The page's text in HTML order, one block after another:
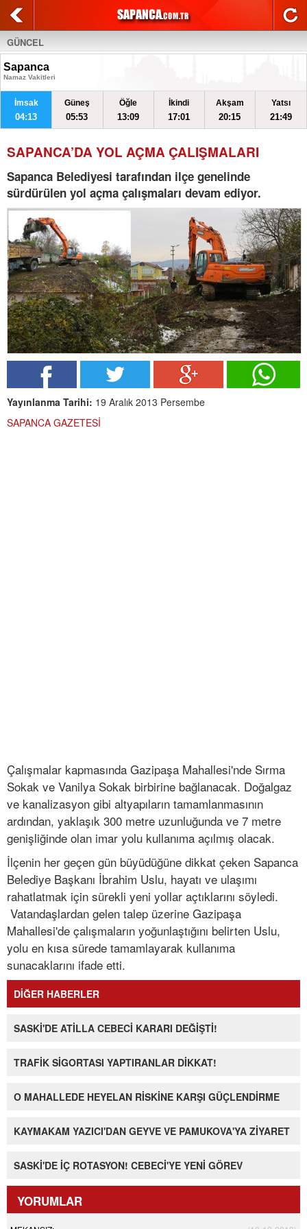
GÜNCEL
Sapanca
Namaz Vakitleri
İmsak
04:13
Güneş
05:53
Öğle
13:09
İkindi
17:01
Akşam
20:15
Yatsı
21:49
SAPANCA’DA YOL AÇMA ÇALIŞMALARI
Sapanca Belediyesi tarafından ilçe genelinde
sürdürülen yol açma çalışmaları devam ediyor.
Yayınlanma Tarihi: 19 Aralık 2013 Persembe
SAPANCA GAZETESİ
Çalışmalar kapmasında Gazipaşa Mahallesi'nde Sırma
Sokak ve Vanilya Sokak birbirine bağlanacak. Doğalgaz
ve kanalizasyon gibi altyapıların tamamlanmasının
ardından, yaklaşık 300 metre uzunluğunda ve 7 metre
genişliğinde olan imar yolu kullanıma açılmış olacak.
İlçenin her geçen gün büyüdüğüne dikkat çeken Sapanca
Belediye Başkanı İbrahim Uslu, hayatı ve ulaşımı
rahatlatmak için sürekli yeni yollar açtıklarını söyledi.
Vatandaşlardan gelen talep üzerine Gazipaşa
Mahallesi'de çalışmaların yoğunlaştığını belirten Uslu,
yolu en kısa sürede tamamlayarak kullanıma
sunacaklarını ifade etti.
DİĞER HABERLER
SASKİ'DE ATİLLA CEBECİ KARARI DEĞİŞTİ!
TRAFİK SİGORTASI YAPTIRANLAR DİKKAT!
O MAHALLEDE HEYELAN RİSKİNE KARŞI GÜÇLENDİRME
KAYMAKAM YAZICI'DAN GEYVE VE PAMUKOVA'YA ZİYARET
SASKİ'DE İÇ ROTASYON! CEBECİ'YE YENİ GÖREV
YORUMLAR